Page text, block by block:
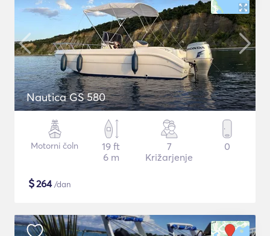
Nautica GS 580
Motorni čoln
19 ft
6 m
7
Križarjenje
0
$264/dan